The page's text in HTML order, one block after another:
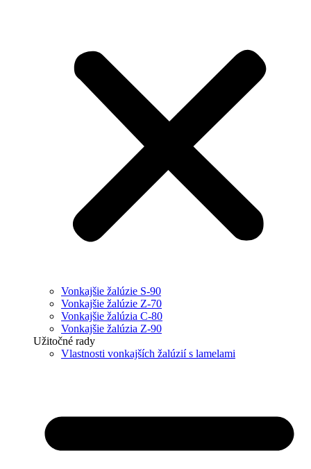
Vonkajšie žalúzie S-90
Vonkajšie žalúzie Z-70
Vonkajšie žalúzia C-80
Vonkajšie žalúzia Z-90
Užitočné rady
Vlastnosti vonkajších žalúzií s lamelami